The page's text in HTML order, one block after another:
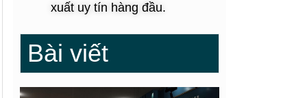
xuất uy tín hàng đầu.
Bài viết